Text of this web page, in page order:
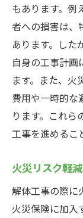
もあります。例
者への損害は、
あります。した
自身の工事計
ます。また、火
費用や一時的な
ります。これら
工事を進めるこ
火災リスク軽
解体工事の際に
火災保険に加入